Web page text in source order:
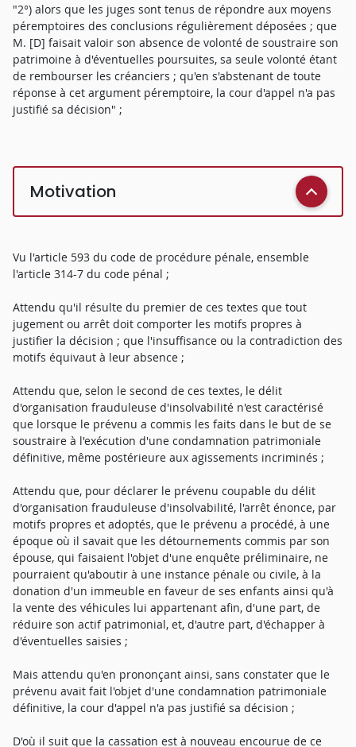
"2°) alors que les juges sont tenus de répondre aux moyens
péremptoires des conclusions régulièrement déposées ; que
M. [D] faisait valoir son absence de volonté de soustraire son
patrimoine à d'éventuelles poursuites, sa seule volonté étant
de rembourser les créanciers ; qu'en s'abstenant de toute
réponse à cet argument péremptoire, la cour d'appel n'a pas
justifié sa décision" ;
Motivation
Vu l'article 593 du code de procédure pénale, ensemble
l'article 314-7 du code pénal ;
Attendu qu'il résulte du premier de ces textes que tout
jugement ou arrêt doit comporter les motifs propres à
justifier la décision ; que l'insuffisance ou la contradiction des
motifs équivaut à leur absence ;
Attendu que, selon le second de ces textes, le délit
d'organisation frauduleuse d'insolvabilité n'est caractérisé
que lorsque le prévenu a commis les faits dans le but de se
soustraire à l'exécution d'une condamnation patrimoniale
définitive, même postérieure aux agissements incriminés ;
Attendu que, pour déclarer le prévenu coupable du délit
d'organisation frauduleuse d'insolvabilité, l'arrêt énonce, par
motifs propres et adoptés, que le prévenu a procédé, à une
époque où il savait que les détournements commis par son
épouse, qui faisaient l'objet d'une enquête préliminaire, ne
pourraient qu'aboutir à une instance pénale ou civile, à la
donation d'un immeuble en faveur de ses enfants ainsi qu'à
la vente des véhicules lui appartenant afin, d'une part, de
réduire son actif patrimonial, et, d'autre part, d'échapper à
d'éventuelles saisies ;
Mais attendu qu'en prononçant ainsi, sans constater que le
prévenu avait fait l'objet d'une condamnation patrimoniale
définitive, la cour d'appel n'a pas justifié sa décision ;
D'où il suit que la cassation est à nouveau encourue de ce